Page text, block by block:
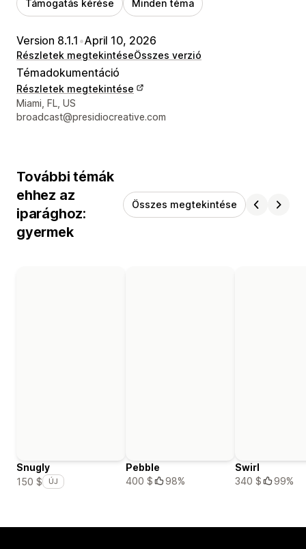
Támogatás kérése Minden téma
Version 8.1.1 •April 10, 2026
Részletek megtekintéseÖsszes verzió
Témadokumentáció
Részletek megtekintése
Dizájner kapcsolattartási adatai
Miami, FL, US
broadcast@presidiocreative.com
További témák
ehhez az
iparághoz:
gyermek
Összes megtekintése
Snugly
150 $
ÚJ
Pebble
400 $
98%
Swirl
340 $
99%